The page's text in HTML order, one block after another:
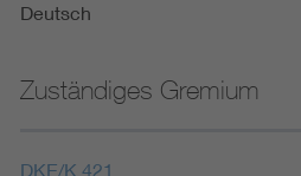
Deutsch
Zuständiges Gremium
DKE/K 421